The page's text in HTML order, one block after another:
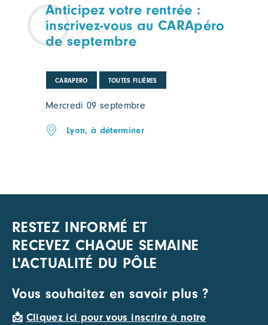
Anticipez votre rentrée :
inscrivez-vous au CARApéro
de septembre
CARAPERO TOUTES FILIÈRES
Mercredi 09 septembre
Lyon, à déterminer
RESTEZ INFORMÉ ET
RECEVEZ CHAQUE SEMAINE
L'ACTUALITÉ DU PÔLE
Vous souhaitez en savoir plus ?
📩 Cliquez ici pour vous inscrire à notre